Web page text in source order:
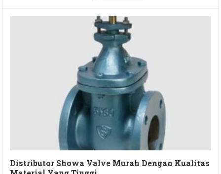
Distributor Showa Valve Murah Dengan Kualitas